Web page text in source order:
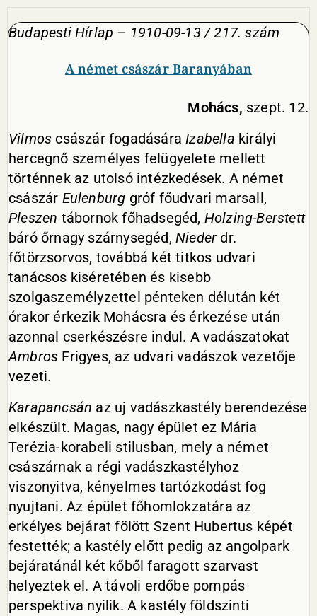
Budapesti Hírlap – 1910-09-13 / 217. szám
A német császár Baranyában
Mohács, szept. 12.
Vilmos császár fogadásáraIzabella királyi
hercegnő személyes felügyelete mellett
történnek az utolsó intézkedések. A német
császár Eulenburg gróf főudvari marsall,
Pleszen tábornok főhadsegéd, Holzing-Berstett
báró őrnagy szárnysegéd, Nieder dr.
főtörzsorvos, továbbá két titkos udvari
tanácsos kiséretében és kisebb
szolgaszemélyzettel pénteken délután két
órakor érkezik Mohácsra és érkezése után
azonnal cserkészésre indul. A vadászatokat
Ambros Frigyes, az udvari vadászok vezetője
vezeti.
Karapancsán az uj vadászkastély berendezése
elkészült. Magas, nagy épület ez Mária
Terézia-korabeli stilusban, mely a német
császárnak a régi vadászkastélyhoz
viszonyitva, kényelmes tartózkodást fog
nyujtani. Az épület főhomlokzatára az
erkélyes bejárat fölött Szent Hubertus képét
festették; a kastély előtt pedig az angolpark
bejáratánál két kőből faragott szarvast
helyeztek el. A távoli erdőbe pompás
perspektiva nyilik. A kastély földszinti